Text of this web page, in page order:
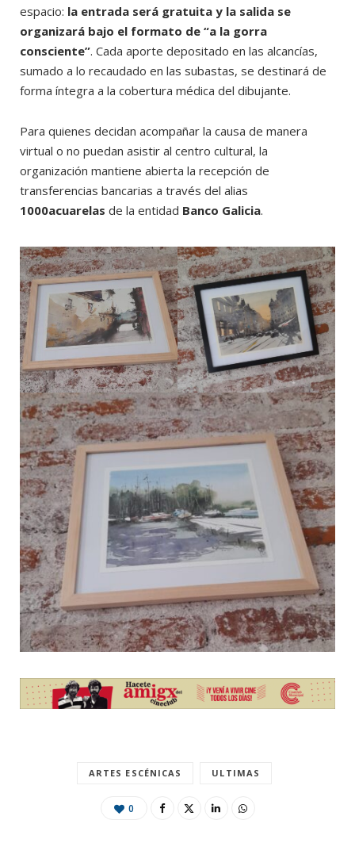
espacio: la entrada será gratuita y la salida se
organizará bajo el formato de “a la gorra
consciente”. Cada aporte depositado en las alcancías,
sumado a lo recaudado en las subastas, se destinará de
forma íntegra a la cobertura médica del dibujante.
Para quienes decidan acompañar la causa de manera
virtual o no puedan asistir al centro cultural, la
organización mantiene abierta la recepción de
transferencias bancarias a través del alias
1000acuarelas de la entidad Banco Galicia.
ARTES ESCÉNICAS ULTIMAS
0